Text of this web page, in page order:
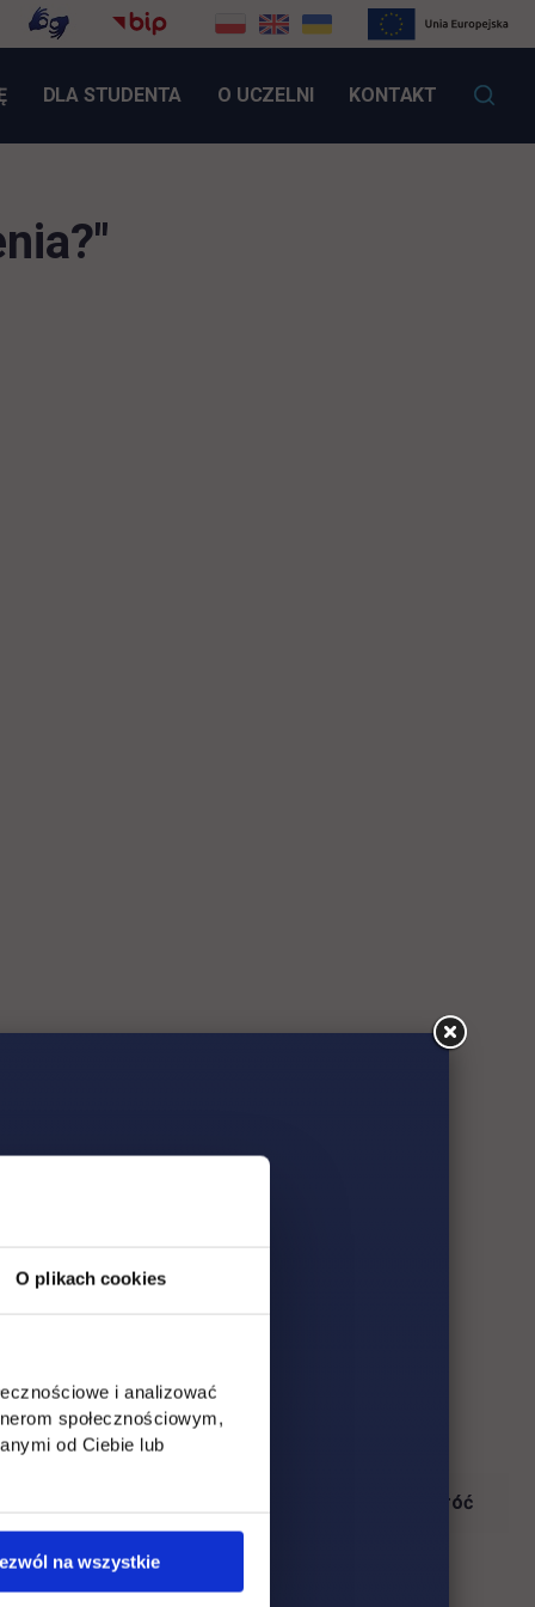
O plikach cookies
i analizować
społecznościowym,
od Ciebie lub
na wszystkie
LINK OTWIERA SIĘ W NOWEJ KARCIE
DLA STUDENTA O UCZELNI KONTAKT
Wróć